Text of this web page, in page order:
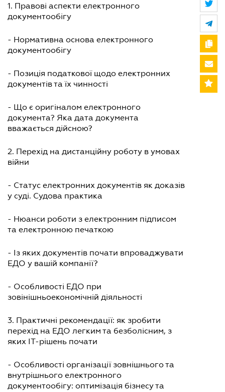
1. Правові аспекти електронного
документообігу
- Нормативна основа електронного
документообігу
- Позиція податкової щодо електронних
документів та їх чинності
- Що є оригіналом електронного
документа? Яка дата документа
вважається дійсною?
2. Перехід на дистанційну роботу в умовах
війни
- Статус електронних документів як доказів
у суді. Судова практика
- Нюанси роботи з електронним підписом
та електронною печаткою
- Із яких документів почати впроваджувати
ЕДО у вашій компанії?
- Особливості ЕДО при
зовінішньоекономічній діяльності
3. Практичні рекомендації: як зробити
перехід на ЕДО легким та безболісним, з
яких IT-рішень почати
- Особливості організації зовнішнього та
внутрішнього електронного
документообігу: оптимізація бізнесу та